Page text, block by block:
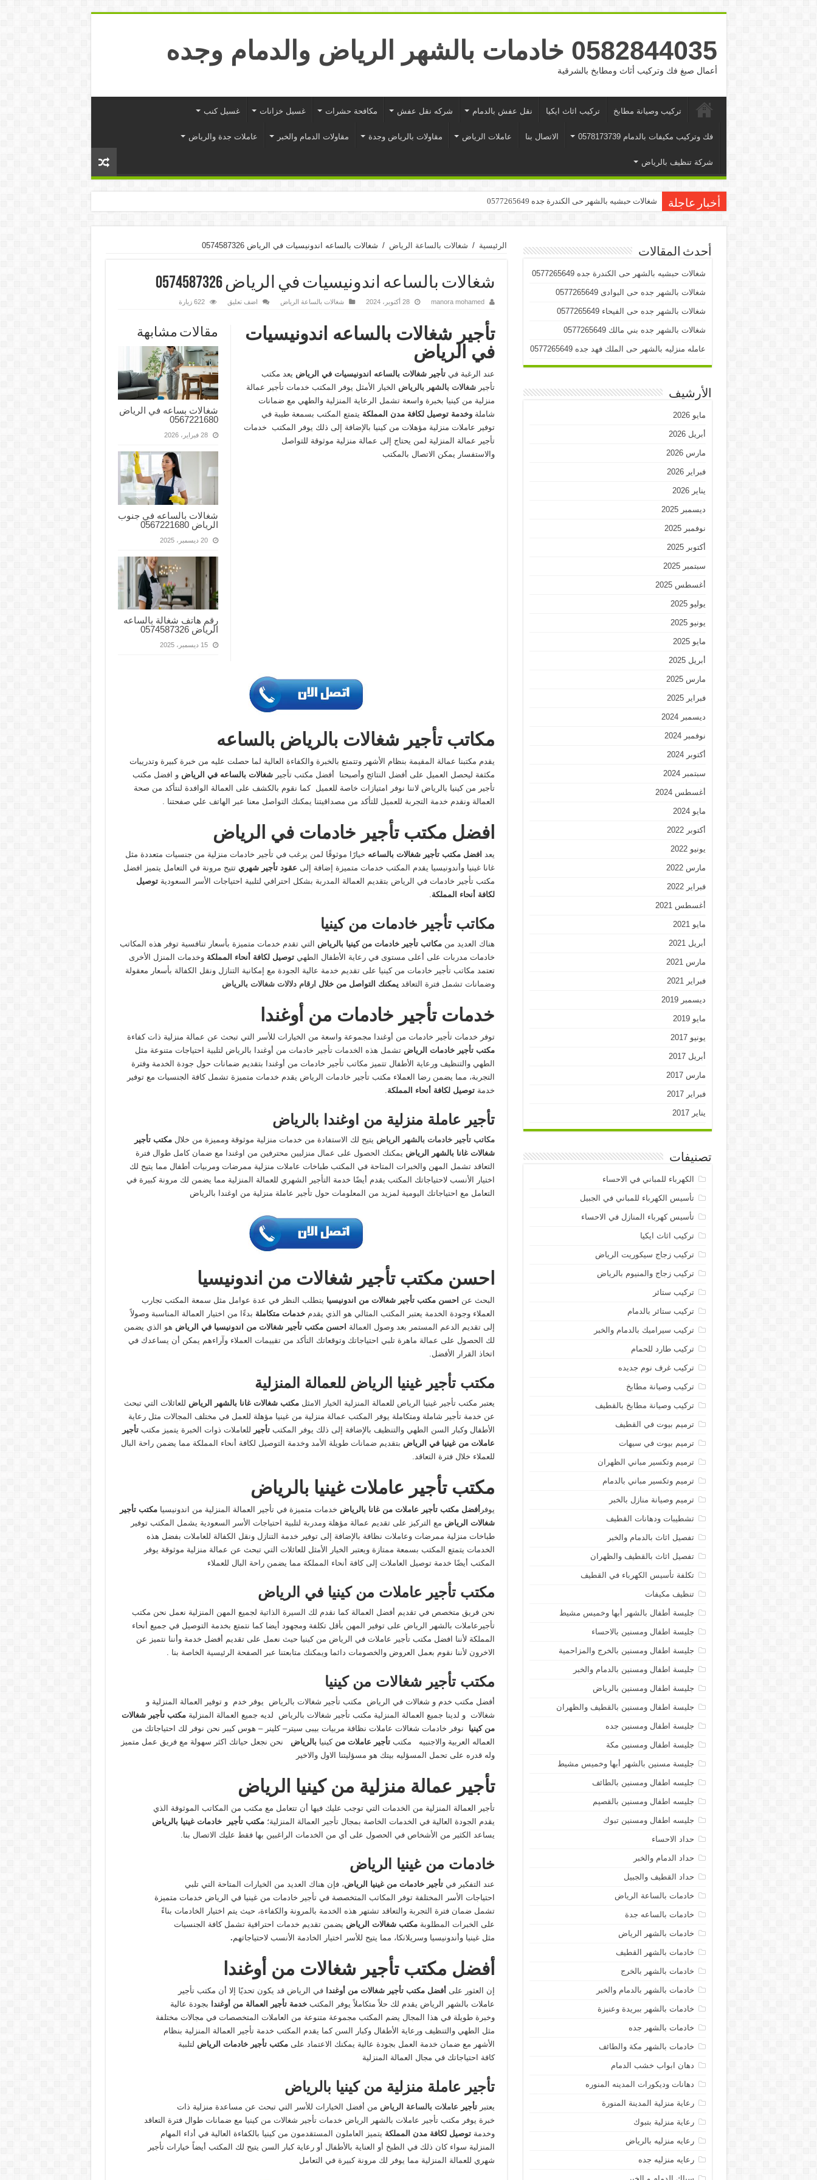
0582844035 خادمات بالشهر الرياض والدمام وجده
أعمال صبغ فك وتركيب أثاث ومطابخ بالشرقية
تركيب وصيانة مطابخ تركيب اثاث ايكيا نقل عفش بالدمام شركه نقل عفش مكافحة حشرات غسيل خزانات غسيل كنب
فك وتركیب مكیفات بالدمام 0578173739 الاتصال بنا عاملات الرياض مقاولات بالرياض وجدة مقاولات الدمام والخبر عاملات جدة والرياض
شركة تنظيف بالرياض
أخبار عاجلة شغالات حبشيه بالشهر حى الكندرة جده 0577265649
الرئيسية / شغالات بالساعة الرياض / شغالات بالساعه اندونيسيات في الرياض 0574587326
شغالات بالساعه اندونيسيات في الرياض 0574587326
manora mohamed 28 أكتوبر، 2024 شغالات بالساعة الرياض اضف تعليق 622 زيارة
مقالات مشابهة
شغالات بساعه في الرياض
0567221680
28 فبراير، 2026
شغالات بالساعه في جنوب
الرياض 0567221680
20 ديسمبر، 2025
رقم هاتف شغالة بالساعه
الرياض 0574587326
15 ديسمبر، 2025
تأجير شغالات بالساعه اندونيسيات
في الرياض
عند الرغبة فيتأجير شغالات بالساعه اندونيسيات في الرياض يعد مكتب
تأجيرشغالات بالشهر بالرياض الخيار الأمثل يوفر المكتب خدمات تأجير عمالة
منزلية من كينيا بخبرة واسعة تشمل الرعاية المنزلية والطهي مع ضمانات
شاملةوخدمة توصيل لكافة مدن المملكة يتمتع المكتب بسمعة طيبة في
توفير عاملات منزلية مؤهلات من كينيا بالإضافة إلى ذلك يوفر المكتب خدمات
تأجير عمالة المنزلية لمن يحتاج إلى عمالة منزلية موثوقة للتواصل
والاستفسار يمكن الاتصال بالمكتب
مكاتب تأجير شغالات بالرياض بالساعه
يقدم مكتبنا عمالة المقيمة بنظام الأشهر وتتمتع بالخبرة والكفاءة العالية لما حصلت عليه من خبرة كبيرة وتدريبات
مكثفة ليحصل العميل على أفضل النتائج وأصبحنا أفضل مكتب تأجيرشغالات بالساعه في الرياض و افضل مكتب
تأجير من كينيا بالرياض لاننا نوفر امتيازات خاصة للعميل كما نقوم بالكشف على العمالة الوافدة لنتأكد من صحة
العمالة ونقدم خدمة التجربة للعميل للتأكد من مصداقيتنا يمكنك التواصل معنا عبر الهاتف علي صفحتنا .
افضل مكتب تأجير خادمات في الرياض
يعد افضل مكتب تأجير شغالات بالساعه خيارًا موثوقًا لمن يرغب في تأجير خادمات منزلية من جنسيات متعددة مثل
غانا غينيا وأندونيسيا يقدم المكتب خدمات متميزة إضافة إلى عقود تأجير شهري تتيح مرونة في التعامل يتميز افضل
مكتب تأجير خادمات في الرياض بتقديم العمالة المدربة بشكل احترافي لتلبية احتياجات الأسر السعودية توصيل
لكافة أنحاء المملكة.
مكاتب تأجير خادمات من كينيا
هناك العديد منمكاتب تأجير خادمات من كينيا بالرياض التي تقدم خدمات متميزة بأسعار تنافسية توفر هذه المكاتب
خادمات مدربات على أعلى مستوى في رعاية الأطفال الطهيتوصيل لكافة أنحاء المملكة وخدمات المنزل الأخرى
تعتمد مكاتب تأجير خادمات من كينيا على تقديم خدمة عالية الجودة مع إمكانية التنازل ونقل الكفالة بأسعار معقولة
وضمانات تشمل فترة التعاقد يمكنك التواصل من خلال ارقام دلالات شغالات بالرياض
خدمات تأجير خادمات من أوغندا
توفر خدمات تأجير خادمات من أوغندا مجموعة واسعة من الخيارات للأسر التي تبحث عن عمالة منزلية ذات كفاءة
مكتب تأجير خادمات الرياض تشمل هذه الخدمات تأجير خادمات من أوغندا بالرياض لتلبية احتياجات متنوعة مثل
الطهي والتنظيف ورعاية الأطفال تتميز مكاتب تأجير خادمات من أوغندا بتقديم ضمانات حول جودة الخدمة وفترة
التجربة، مما يضمن رضا العملاء مكتب تأجير خادمات الرياض يقدم خدمات متميزة تشمل كافة الجنسيات مع توفير
خدمةتوصيل لكافة أنحاء المملكة.
تأجير عاملة منزلية من اوغندا بالرياض
مكاتب تأجير خادمات بالشهر الرياض يتيح لك الاستفادة من خدمات منزلية موثوقة ومميزة من خلالمكتب تأجير
شغالات غانا بالشهر الرياض يمكنك الحصول على عمال منزليين محترفين من اوغندا مع ضمان كامل طوال فترة
التعاقد تشمل المهن والخبرات المتاحة في المكتب طباخات عاملات منزلية ممرضات ومربيات أطفال مما يتيح لك
اختيار الأنسب لاحتياجاتك المكتب يقدم أيضًا خدمة التأجير الشهري للعمالة المنزلية مما يضمن لك مرونة كبيرة في
التعامل مع احتياجاتك اليومية لمزيد من المعلومات حول تأجير عاملة منزلية من اوغندا بالرياض
احسن مكتب تأجير شغالات من اندونيسيا
البحث عن احسن مكتب تأجير شغالات من اندونيسيا يتطلب النظر في عدة عوامل مثل سمعة المكتب تجارب
العملاء وجودة الخدمة يعتبر المكتب المثالي هو الذي يقدمخدمات متكاملة بدءًا من اختيار العمالة المناسبة وصولاً
إلى تقديم الدعم المستمر بعد وصول العمالة احسن مكتب تأجير شغالات من اندونيسيا في الرياض هو الذي يضمن
لك الحصول على عمالة ماهرة تلبي احتياجاتك وتوقعاتك التأكد من تقييمات العملاء وآراءهم يمكن أن يساعدك في
اتخاذ القرار الأفضل.
مكتب تأجير غينيا الرياض للعمالة المنزلية
يعتبر مكتب تأجير غينيا الرياض للعمالة المنزلية الخيار الامثلمكتب شغالات غانا بالشهر الرياض للعائلات التي تبحث
عن خدمة تأجير شاملة ومتكاملة يوفر المكتب عمالة منزلية من غينيا مؤهلة للعمل في مختلف المجالات مثل رعاية
الأطفال وكبار السن الطهي والتنظيف بالإضافة إلى ذلك يوفر المكتبتأجير للعاملات ذوات الخبرة يتميز مكتبتأجير
عاملات من غينيا في الرياض بتقديم ضمانات طويلة الأمد وخدمة التوصيل لكافة أنحاء المملكة مما يضمن راحة البال
للعملاء خلال فترة التعاقد.
مكتب تأجير عاملات غينيا بالرياض
يوفر أفضل مكتب تأجير عاملات من غانا بالرياض خدمات متميزة في تأجير العمالة المنزلية من اندونيسيامكتب تأجير
شغالات الرياض مع التركيز على تقديم عمالة مؤهلة ومدربة لتلبية احتياجات الأسر السعودية يشمل المكتب توفير
طباخات منزلية ممرضات وعاملات نظافة بالإضافة إلى توفير خدمة التنازل ونقل الكفالة للعاملات بفضل هذه
الخدمات يتمتع المكتب بسمعة ممتازة ويعتبر الخيار الأمثل للعائلات التي تبحث عن عمالة منزلية موثوقة يوفر
المكتب أيضًا خدمة توصيل العاملات إلى كافة أنحاء المملكة مما يضمن راحة البال للعملاء
مكتب تأجير عاملات من كينيا في الرياض
نحن فريق متخصص في تقديم أفضل العمالة كما نقدم لك السيرة الذاتية لجميع المهن المنزلية نعمل نحن مكتب
تأجيرعاملات بالشهر الرياض على توفير المهن بأقل تكلفة ومجهود أيضا كما نتمتع بخدمة التوصيل في جميع أنحاء
المملكة لأننا افضل مكتب تأجير عاملات في الرياض من كينيا حيث نعمل على تقديم أفضل خدمة وأننا نتميز عن
الاخرون لأننا نقوم بعمل العروض والخصومات دائما ويمكنك متابعتنا عبر الصفحة الرئيسية الخاصة بنا .
مكتب تأجير شغالات من كينيا
أفضل مكتب خدم و شغالات في الرياض مكتب تأجير شغالات بالرياض يوفر خدم و توفير العمالة المنزلية و
شغالات و لدينا جميع العمالة المنزلية مكتب تأجير شغالات بالرياض لديه جميع العمالة المنزليةمكتب تأجير شغالات
من كينيا
نوفر خادمات شغالات عاملات نظافة مربيات بيبى سيتر– كلينر – هوس كيبر نحن نوفر لك احتياجاتك من
العماله العربية والاجنبيه مكتب تأجير عاملات من كينيا بالرياض نحن نجعل حياتك اكثر سهولة مع فريق عمل متميز
وله قدره على تحمل المسؤليه بيتك هو مسؤليتنا الاول والاخير
تأجير عمالة منزلية من كينيا الرياض
تأجير العمالة المنزلية من الخدمات التي توجب عليك فيها أن تتعامل مع مكتب من المكاتب الموثوقة الذي
يقدم الجودة العالية في الخدمات الخاصة بمجال تأجير العمالة المنزلية؛مكتب تأجير خادمات غينيا بالرياض
يساعد الكثير من الأشخاص في الحصول على أي من الخدمات الراغبين بها فقط عليك الاتصال بنا.
خادمات من غينيا الرياض
عند التفكير فيتأجير خادمات من غينيا الرياض، فإن هناك العديد من الخيارات المتاحة التي تلبي
احتياجات الأسر المختلفة توفر المكاتب المتخصصة في تأجير خادمات من غينيا في الرياض خدمات متميزة
تشمل ضمان فترة التجربة والتعاقد تشتهر هذه الخدمة بالمرونة والكفاءة، حيث يتم اختيار الخادمات بناءً
على الخبرات المطلوبةمكتب شغالات الرياض يضمن تقديم خدمات احترافية تشمل كافة الجنسيات
مثل غينيا وأندونيسيا وسريلانكا، مما يتيح للأسر اختيار الخادمة الأنسب لاحتياجاتهم.
أفضل مكتب تأجير شغالات من أوغندا
إن العثور على أفضل مكتب تأجير شغالات من أوغندا في الرياض قد يكون تحديًا إلا أن مكتب تأجير
عاملات بالشهر الرياض يقدم لك حلاً متكاملاً يوفر المكتبخدمة تأجير العمالة من أوغندا بجودة عالية
وخبرة طويلة في هذا المجال يضم المكتب مجموعة متنوعة من العاملات المتخصصات في مجالات مختلفة
مثل الطهي والتنظيف ورعاية الأطفال وكبار السن كما يقدم المكتب خدمة تأجير العمالة المنزلية بنظام
الأشهر مع ضمان خدمة العمل بجودة عالية يمكنك الاعتماد علىمكتب تأجير خادمات الرياض لتلبية
كافة احتياجاتك في مجال العمالة المنزلية
تأجير عاملة منزلية من كينيا بالرياض
يعتبرتأجير عاملات بالساعة الرياض من أفضل الخيارات للأسر التي تبحث عن مساعدة منزلية ذات
خبرة يوفر مكتب تأجير عاملات بالشهر الرياض خدمات تأجير شغالات من كينيا مع ضمانات طوال فترة التعاقد
وخدمةتوصيل لكافة مدن المملكة يتميز العاملون المستقدمون من كينيا بالكفاءة العالية في أداء المهام
المنزلية سواء كان ذلك في الطبخ أو العناية بالأطفال أو رعاية كبار السن يتيح لك المكتب أيضاً خيارات تأجير
شهري للعمالة المنزلية مما يوفر لك مرونة كبيرة في التعامل
أحدث المقالات
شغالات حبشيه بالشهر حى الكندرة جده 0577265649
شغالات بالشهر جده حى البوادى 0577265649
شغالات بالشهر جده حى الفيحاء 0577265649
شغالات بالشهر جده بني مالك 0577265649
عامله منزليه بالشهر حى الملك فهد جده 0577265649
الأرشيف
مايو 2026
أبريل 2026
مارس 2026
فبراير 2026
يناير 2026
ديسمبر 2025
نوفمبر 2025
أكتوبر 2025
سبتمبر 2025
أغسطس 2025
يوليو 2025
يونيو 2025
مايو 2025
أبريل 2025
مارس 2025
فبراير 2025
ديسمبر 2024
نوفمبر 2024
أكتوبر 2024
سبتمبر 2024
أغسطس 2024
مايو 2024
أكتوبر 2022
يونيو 2022
مارس 2022
فبراير 2022
أغسطس 2021
مايو 2021
أبريل 2021
مارس 2021
فبراير 2021
ديسمبر 2019
مايو 2019
يونيو 2017
أبريل 2017
مارس 2017
فبراير 2017
يناير 2017
تصنيفات
الكهرباء للمباني في الاحساء
تأسيس الكهرباء للمباني في الجبيل
تأسيس كهرباء المنازل في الاحساء
تركيب اثاث ايكيا
تركيب زجاج سيكوريت الرياض
تركيب زجاج والمنيوم بالرياض
تركيب ستائر
تركيب ستائر بالدمام
تركيب سيراميك بالدمام والخبر
تركيب طارد للحمام
تركيب غرف نوم جديده
تركيب وصيانة مطابخ
تركيب وصيانة مطابخ بالقطيف
ترميم بيوت في القطيف
ترميم بيوت في سيهات
ترميم وتكسير مباني الظهران
ترميم وتكسير مباني بالدمام
ترميم وصيانة منازل بالخبر
تشطيبات ودهانات القطيف
تفصيل اثاث بالدمام والخبر
تفصيل اثاث بالقطيف والظهران
تكلفة تأسيس الكهرباء في القطيف
تنظيف مكيفات
جليسة أطفال بالشهر أبها وخميس مشيط
جليسة اطفال ومسنين بالاحساء
جليسة اطفال ومسنين بالخرج والمزاحمية
جليسة اطفال ومسنين بالدمام والخبر
جليسة اطفال ومسنين بالرياض
جليسة اطفال ومسنين بالقطيف والظهران
جليسة اطفال ومسنين جده
جليسة اطفال ومسنين مكة
جليسة مسنين بالشهر أبها وخميس مشيط
جليسه اطفال ومسنين بالطائف
جليسه اطفال ومسنين بالقصيم
جليسه اطفال ومسنين تبوك
حداد الاحساء
حداد الدمام والخبر
حداد القطيف والجبيل
خادمات بالساعة الرياض
خادمات بالساعه جدة
خادمات بالشهر الرياض
خادمات بالشهر القطيف
خادمات بالشهر بالخرج
خادمات بالشهر بالدمام والخبر
خادمات بالشهر ببريدة وعنيزة
خادمات بالشهر جده
خادمات بالشهر مكة والطائف
دهان ابواب خشب الدمام
دهانات وديكورات المدينه المنوره
رعاية منزلية المدينة المنورة
رعاية منزلية بتبوك
رعايه منزليه بالرياض
رعايه منزليه جده